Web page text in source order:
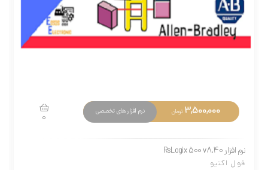
3,500,000 تومان نرم افزار های تخصصی
0
نرم افزار RsLogix 500 v8.40
فول اکتیو